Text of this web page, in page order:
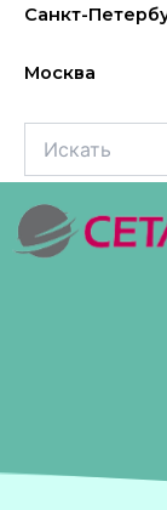
Перейти
содержимому
Санкт-
Москва